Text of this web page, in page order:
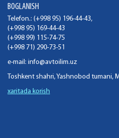
BOGLANISH
Telefon.: (+998 95) 196-44-43,
(+998 95) 169-44-43
(+998 99) 115-74-75
(+998 71) 290-73-51
e-mail: info@avtoilim.uz
Toshkent shahri, Yashnobod tumani,
xaritada korish